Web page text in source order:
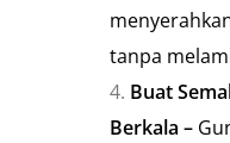
tanpa
Buat
Berkala –